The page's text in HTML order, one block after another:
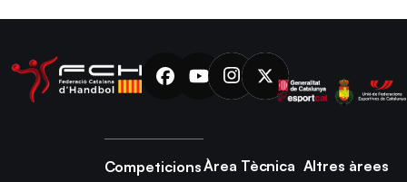
CompeticionsÀrea Tècnica Altres àrees